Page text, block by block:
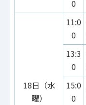
0
18日（水
曜）
11:0
0
13:3
0
15:0
0